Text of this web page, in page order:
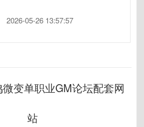
2026-05-26 13:57:57
变单职业GM论坛配套网
站